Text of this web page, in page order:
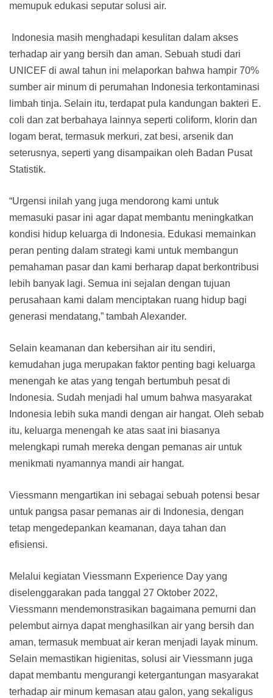
memupuk edukasi seputar solusi air.
Indonesia masih menghadapi kesulitan dalam akses
terhadap air yang bersih dan aman. Sebuah studi dari
UNICEF di awal tahun ini melaporkan bahwa hampir 70%
sumber air minum di perumahan Indonesia terkontaminasi
limbah tinja. Selain itu, terdapat pula kandungan bakteri E.
coli dan zat berbahaya lainnya seperti coliform, klorin dan
logam berat, termasuk merkuri, zat besi, arsenik dan
seterusnya, seperti yang disampaikan oleh Badan Pusat
Statistik.
“Urgensi inilah yang juga mendorong kami untuk
memasuki pasar ini agar dapat membantu meningkatkan
kondisi hidup keluarga di Indonesia. Edukasi memainkan
peran penting dalam strategi kami untuk membangun
pemahaman pasar dan kami berharap dapat berkontribusi
lebih banyak lagi. Semua ini sejalan dengan tujuan
perusahaan kami dalam menciptakan ruang hidup bagi
generasi mendatang,” tambah Alexander.
Selain keamanan dan kebersihan air itu sendiri,
kemudahan juga merupakan faktor penting bagi keluarga
menengah ke atas yang tengah bertumbuh pesat di
Indonesia. Sudah menjadi hal umum bahwa masyarakat
Indonesia lebih suka mandi dengan air hangat. Oleh sebab
itu, keluarga menengah ke atas saat ini biasanya
melengkapi rumah mereka dengan pemanas air untuk
menikmati nyamannya mandi air hangat.
Viessmann mengartikan ini sebagai sebuah potensi besar
untuk pangsa pasar pemanas air di Indonesia, dengan
tetap mengedepankan keamanan, daya tahan dan
efisiensi.
Melalui kegiatan Viessmann Experience Day yang
diselenggarakan pada tanggal 27 Oktober 2022,
Viessmann mendemonstrasikan bagaimana pemurni dan
pelembut airnya dapat menghasilkan air yang bersih dan
aman, termasuk membuat air keran menjadi layak minum.
Selain memastikan higienitas, solusi air Viessmann juga
dapat membantu mengurangi ketergantungan masyarakat
terhadap air minum kemasan atau galon, yang sekaligus